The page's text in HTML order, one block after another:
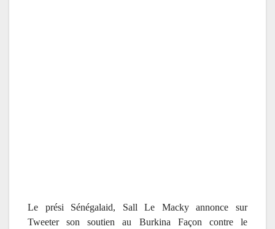
Le prési Sénégalaid, Sall Le Macky annonce sur
Tweeter son soutien au Burkina Façon contre le